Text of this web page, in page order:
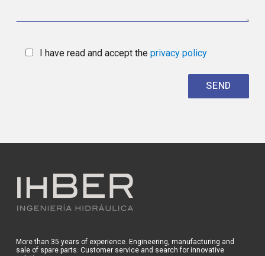
I have read and accept the privacy policy
More than 35 years of experience. Engineering, manufacturing and
sale of spare parts. Customer service and search for innovative